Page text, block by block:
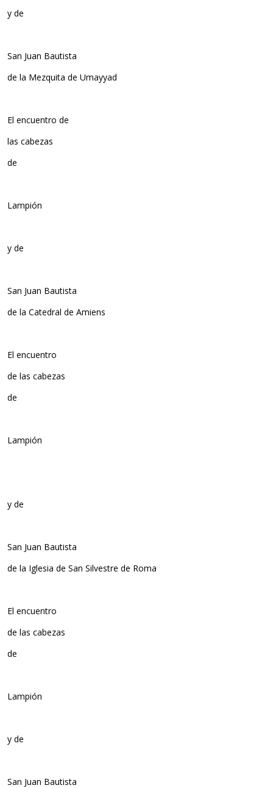
y de
San Juan Bautista
de la Mezquita de Umayyad
El encuentro de
las cabezas
de
Lampión
y de
San Juan Bautista
de la Catedral de Amiens
El encuentro
de las cabezas
de
Lampión
y de
San Juan Bautista
de la Iglesia de San Silvestre de Roma
El encuentro
de las cabezas
de
Lampión
y de
San Juan Bautista